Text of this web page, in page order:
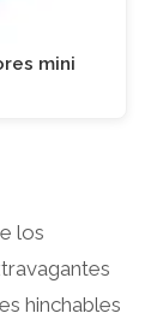
mini
los
hinchables